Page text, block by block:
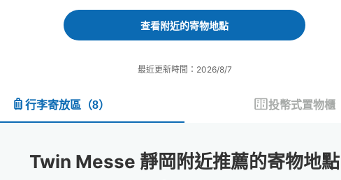
forward
to
the
calendar
select
the
backward
interact
select
the
查看附近的寄物地點
最近更新時間：2026/8/7
行李寄放區 （8） 投幣式置物櫃
Twin Messe 靜岡附近推薦的寄物地點